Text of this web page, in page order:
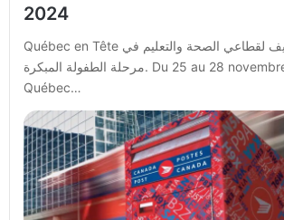
2024
Québec en Tête تنظيم مبادرة توظيف لقطاعي الصحة والتعليم في
مرحلة الطفولة المبكرة. Du 25 au 28 novembre 2024,
Québec…